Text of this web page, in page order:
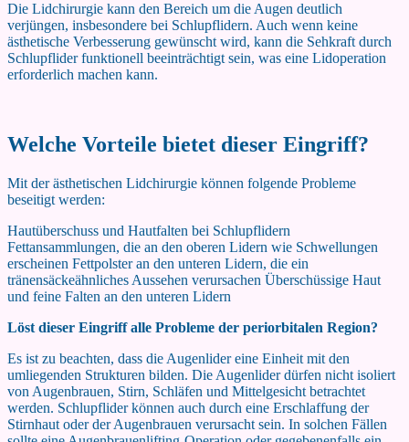
Die Lidchirurgie kann den Bereich um die Augen deutlich
verjüngen, insbesondere bei Schlupflidern. Auch wenn keine
ästhetische Verbesserung gewünscht wird, kann die Sehkraft durch
Schlupflider funktionell beeinträchtigt sein, was eine Lidoperation
erforderlich machen kann.
Welche Vorteile bietet dieser Eingriff?
Mit der ästhetischen Lidchirurgie können folgende Probleme
beseitigt werden:
Hautüberschuss und Hautfalten bei Schlupflidern
Fettansammlungen, die an den oberen Lidern wie Schwellungen
erscheinen Fettpolster an den unteren Lidern, die ein
tränensäckeähnliches Aussehen verursachen Überschüssige Haut
und feine Falten an den unteren Lidern
Löst dieser Eingriff alle Probleme der periorbitalen Region?
Es ist zu beachten, dass die Augenlider eine Einheit mit den
umliegenden Strukturen bilden. Die Augenlider dürfen nicht isoliert
von Augenbrauen, Stirn, Schläfen und Mittelgesicht betrachtet
werden. Schlupflider können auch durch eine Erschlaffung der
Stirnhaut oder der Augenbrauen verursacht sein. In solchen Fällen